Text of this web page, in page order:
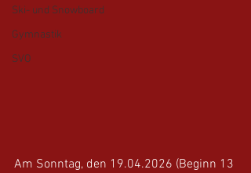
Ski- und Snowboard
Gymnastik
SVO
Am Sonntag, den 19.04.2026 (Beginn 13